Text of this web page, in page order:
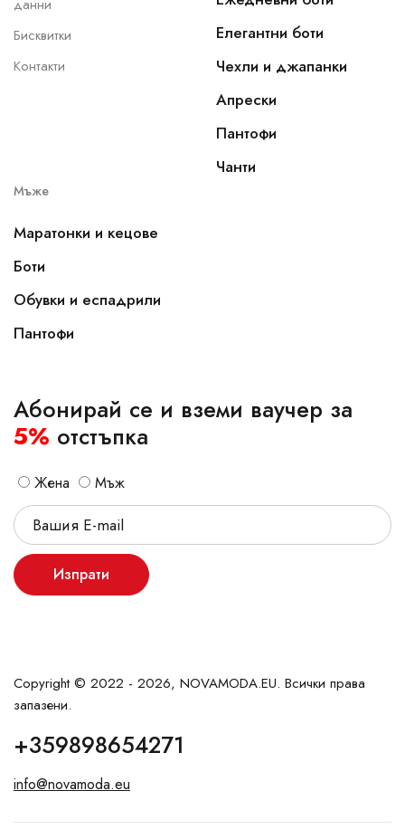
данни
Бисквитки
Контакти
Елегантни боти
Чехли и джапанки
Апрески
Пантофи
Чанти
Мъже
Маратонки и кецове
Боти
Обувки и еспадрили
Пантофи
Абонирай се и вземи ваучер за
5% отстъпка
Жена Мъж
Изпрати
Copyright © 2022 - 2026, NOVAMODA.EU. Всички права
запазени.
+359898654271
info@novamoda.eu